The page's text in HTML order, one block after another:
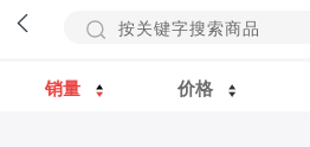
销量 价格